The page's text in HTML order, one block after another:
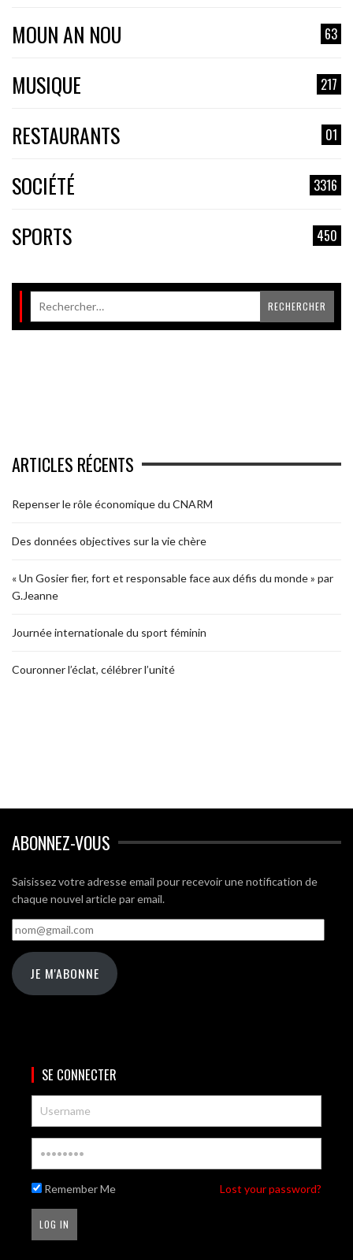
MOUN AN NOU 63
MUSIQUE 217
RESTAURANTS 01
SOCIÉTÉ 3316
SPORTS 450
ARTICLES RÉCENTS
Repenser le rôle économique du CNARM
Des données objectives sur la vie chère
« Un Gosier fier, fort et responsable face aux défis du monde » par
G.Jeanne
Journée internationale du sport féminin
Couronner l’éclat, célébrer l’unité
ABONNEZ-VOUS
Saisissez votre adresse email pour recevoir une notification de
chaque nouvel article par email.
nom@gmail.com
JE M'ABONNE
SE CONNECTER
Remember Me Lost your password?